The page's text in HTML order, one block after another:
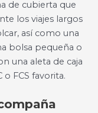
de cubierta que
los viajes largos
así como una
bolsa pequeña o
una aleta de caja
FCS favorita.